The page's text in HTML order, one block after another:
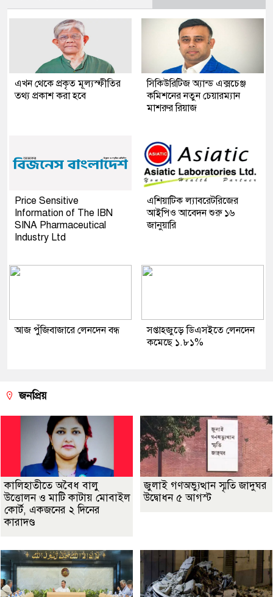
এখন থেকে প্রকৃত মূল্যস্ফীতির
তথ্য প্রকাশ করা হবে
সিকিউরিটিজ অ্যান্ড এক্সচেঞ্জ
কমিশনের নতুন চেয়ারম্যান
মাশরুর রিয়াজ
Price Sensitive
Information of The IBN
SINA Pharmaceutical
Industry Ltd
এশিয়াটিক ল্যাবরেটরিজের
আইপিও আবেদন শুরু ১৬
জানুয়ারি
আজ পুঁজিবাজারে লেনদেন বন্ধ
সপ্তাহজুড়ে ডিএসইতে লেনদেন
কমেছে ১.৮১%
জনপ্রিয়
কালিহাতীতে অবৈধ বালু
উত্তোলন ও মাটি কাটায় মোবাইল
কোর্ট, একজনের ২ দিনের
কারাদণ্ড
জুলাই গণঅভ্যুত্থান স্মৃতি জাদুঘর
উদ্বোধন ৫ আগস্ট